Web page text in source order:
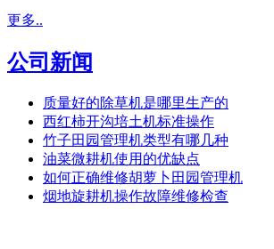
更多..
公司新闻
质量好的除草机是哪里生产的
西红柿开沟培土机标准操作
竹子田园管理机类型有哪几种
油菜微耕机使用的优缺点
如何正确维修胡萝卜田园管理机
烟地旋耕机操作故障维修检查